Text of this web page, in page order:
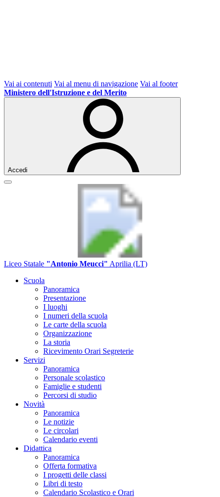
Vai ai contenuti Vai al menu di navigazione Vai al footer
Ministero dell'Istruzione e del Merito
Accedi
Liceo Statale "Antonio Meucci" Aprilia (LT)
Scuola
Panoramica
Presentazione
I luoghi
I numeri della scuola
Le carte della scuola
Organizzazione
La storia
Ricevimento Orari Segreterie
Servizi
Panoramica
Personale scolastico
Famiglie e studenti
Percorsi di studio
Novità
Panoramica
Le notizie
Le circolari
Calendario eventi
Didattica
Panoramica
Offerta formativa
I progetti delle classi
Libri di testo
Calendario Scolastico e Orari